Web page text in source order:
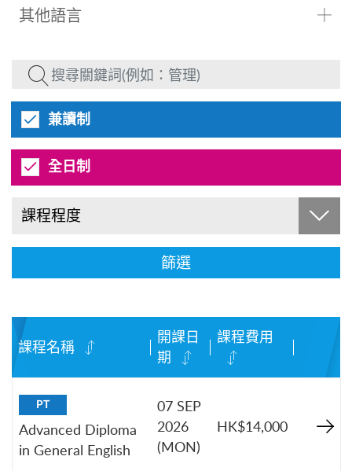
其他語言
兼讀制
全日制
課程程度
篩選
課程名稱
開課日
期
課程費用
PT
Advanced Diploma
in General English
07 SEP
2026
(MON)
HK$14,000